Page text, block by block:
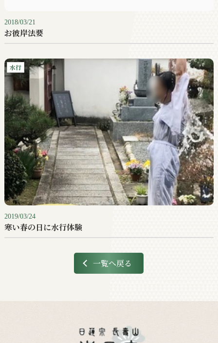
2018/03/21
お彼岸法要
水行
2019/03/24
寒い春の日に水行体験
一覧へ戻る